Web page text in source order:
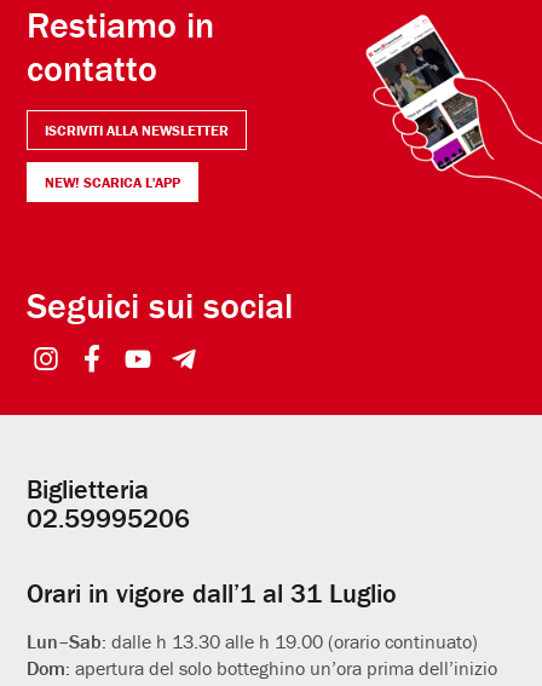
Restiamo in
contatto
ISCRIVITI ALLA NEWSLETTER
NEW! SCARICA L'APP
Seguici sui social
Informazioni
utili
Biglietteria
02.59995206
Orari in vigore dall’1 al 31 Luglio
Lun–Sab:dalle h 13.30 alle h 19.00 (orario continuato)
Dom:apertura del solo botteghino un’ora prima dell’inizio